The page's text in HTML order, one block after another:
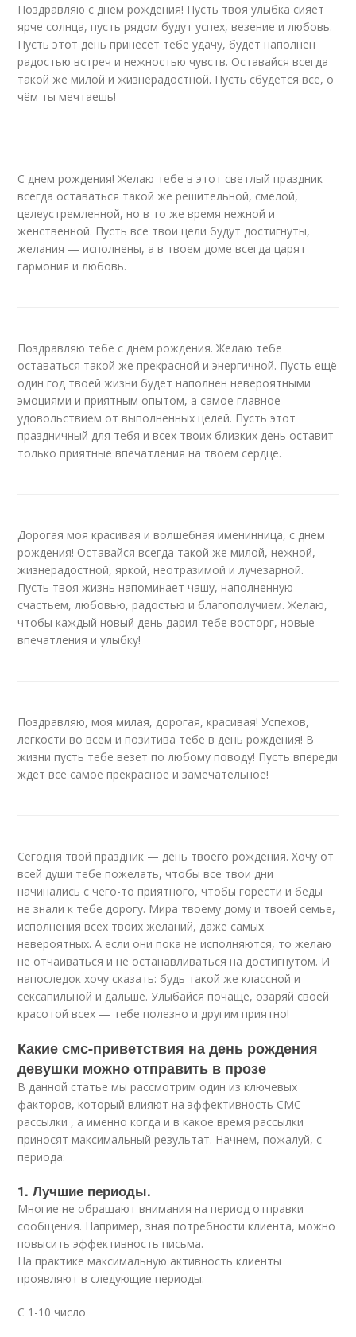
Поздравляю с днем рождения! Пусть твоя улыбка сияет
ярче солнца, пусть рядом будут успех, везение и любовь.
Пусть этот день принесет тебе удачу, будет наполнен
радостью встреч и нежностью чувств. Оставайся всегда
такой же милой и жизнерадостной. Пусть сбудется всё, о
чём ты мечтаешь!
С днем рождения! Желаю тебе в этот светлый праздник
всегда оставаться такой же решительной, смелой,
целеустремленной, но в то же время нежной и
женственной. Пусть все твои цели будут достигнуты,
желания — исполнены, а в твоем доме всегда царят
гармония и любовь.
Поздравляю тебе с днем рождения. Желаю тебе
оставаться такой же прекрасной и энергичной. Пусть ещё
один год твоей жизни будет наполнен невероятными
эмоциями и приятным опытом, а самое главное —
удовольствием от выполненных целей. Пусть этот
праздничный для тебя и всех твоих близких день оставит
только приятные впечатления на твоем сердце.
Дорогая моя красивая и волшебная именинница, с днем
рождения! Оставайся всегда такой же милой, нежной,
жизнерадостной, яркой, неотразимой и лучезарной.
Пусть твоя жизнь напоминает чашу, наполненную
счастьем, любовью, радостью и благополучием. Желаю,
чтобы каждый новый день дарил тебе восторг, новые
впечатления и улыбку!
Поздравляю, моя милая, дорогая, красивая! Успехов,
легкости во всем и позитива тебе в день рождения! В
жизни пусть тебе везет по любому поводу! Пусть впереди
ждёт всё самое прекрасное и замечательное!
Сегодня твой праздник — день твоего рождения. Хочу от
всей души тебе пожелать, чтобы все твои дни
начинались с чего-то приятного, чтобы горести и беды
не знали к тебе дорогу. Мира твоему дому и твоей семье,
исполнения всех твоих желаний, даже самых
невероятных. А если они пока не исполняются, то желаю
не отчаиваться и не останавливаться на достигнутом. И
напоследок хочу сказать: будь такой же классной и
сексапильной и дальше. Улыбайся почаще, озаряй своей
красотой всех — тебе полезно и другим приятно!
Какие смс-приветствия на день рождения
девушки можно отправить в прозе
В данной статье мы рассмотрим один из ключевых
факторов, который влияют на эффективность СМС-
рассылки , а именно когда и в какое время рассылки
приносят максимальный результат. Начнем, пожалуй, с
периода:
1. Лучшие периоды.
Многие не обращают внимания на период отправки
сообщения. Например, зная потребности клиента, можно
повысить эффективность письма.
На практике максимальную активность клиенты
проявляют в следующие периоды:
C 1-10 число